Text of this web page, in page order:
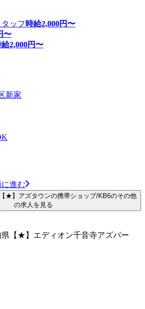
ッフ 時給2,000円〜
〜
給2,000円〜
新家
進む
★】アズタウンの携帯ショップ/KB6のその他
の求人を見る
【★】エディオン千音寺アズパー